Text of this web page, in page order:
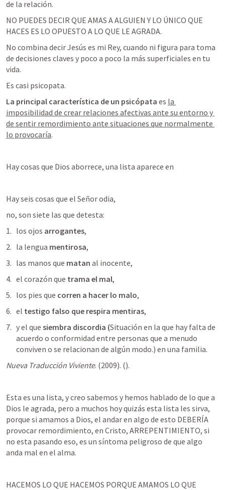
de la relación.
NO PUEDES DECIR QUE AMAS A ALGUIEN Y LO ÚNICO QUE
HACES ES LO OPUESTO A LO QUE LE AGRADA.
No combina decir Jesús es mi Rey, cuando ni figura para toma
de decisiones claves y poco a poco la más superficiales en tu
vida.
Es casi psicopata.
La principal característica de un psicópata es la
imposibilidad de crear relaciones afectivas ante su entorno y
de sentir remordimiento ante situaciones que normalmente
lo provocaría.
Hay cosas que Dios aborrece, una lista aparece en
Hay seis cosas que el Señor odia,
no, son siete las que detesta:
los ojos arrogantes,
la lengua mentirosa,
las manos que matan al inocente,
el corazón que trama el mal,
los pies que corren a hacer lo malo,
el testigo falso que respira mentiras,
y el que siembra discordia (Situación en la que hay falta de
acuerdo o conformidad entre personas que a menudo
conviven o se relacionan de algún modo.) en una familia.
Nueva Traducción Viviente. (2009). ().
Esta es una lista, y creo sabemos y hemos hablado de lo que a
Dios le agrada, pero a muchos hoy quizás esta lista les sirva,
porque si amamos a Dios, el andar en algo de esto DEBERÍA
provocar remordimiento, en Cristo, ARREPENTIMIENTO, si
no esta pasando eso, es un síntoma peligroso de que algo
anda mal en el alma.
HACEMOS LO QUE HACEMOS PORQUE AMAMOS LO QUE